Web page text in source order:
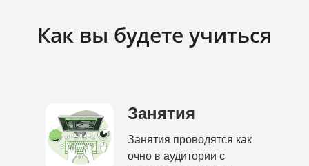
Как вы будете учиться
Занятия
Занятия проводятся как
очно в аудитории с